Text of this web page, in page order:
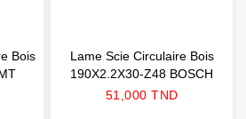
Bois
Lame Scie Circulaire Bois
190X2.2X30-Z48 BOSCH
Prix
51,000 TND